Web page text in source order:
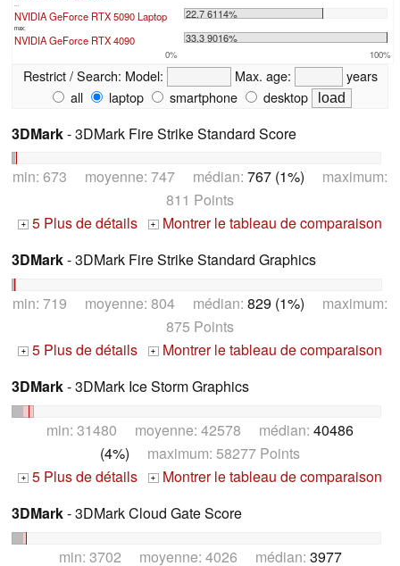
NVIDIA GeForce RTX 5090 Laptop 22.7 6114%
max:
NVIDIA GeForce RTX 4090 33.3 9016%
0% 100%
Restrict / Search: Model: Max. age:
years
all
laptop smartphone desktop
3DMark- 3DMark Fire Strike Standard Score
min: 673 moyenne: 747 médian: 767 (1%) maximum:
811 Points
+ 5 Plus de détails + Montrer le tableau de comparaison
3DMark- 3DMark Fire Strike Standard Graphics
min: 719 moyenne: 804 médian: 829 (1%) maximum:
875 Points
+ 5 Plus de détails + Montrer le tableau de comparaison
3DMark- 3DMark Ice Storm Graphics
min: 31480 moyenne: 42578 médian: 40486
(4%) maximum: 58277 Points
+ 5 Plus de détails + Montrer le tableau de comparaison
3DMark- 3DMark Cloud Gate Score
min: 3702 moyenne: 4026 médian: 3977